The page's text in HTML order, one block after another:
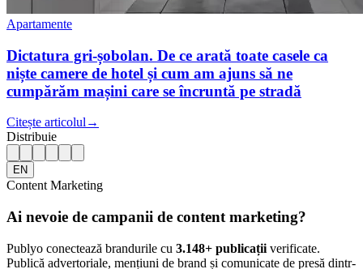
Apartamente
Dictatura gri-șobolan. De ce arată toate casele ca
niște camere de hotel și cum am ajuns să ne
cumpărăm mașini care se încruntă pe stradă
Citește articolul →
Distribuie
EN
Content Marketing
Ai nevoie de campanii de content marketing?
Publyo conectează brandurile cu 3.148+ publicații verificate.
Publică advertoriale, mențiuni de brand și comunicate de presă dintr-